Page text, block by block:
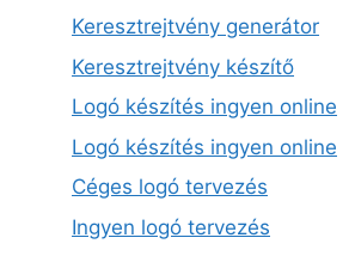
Keresztrejtvény generátor
Keresztrejtvény készítő
Logó készítés ingyen online
Logó készítés ingyen online
Céges logó tervezés
Ingyen logó tervezés